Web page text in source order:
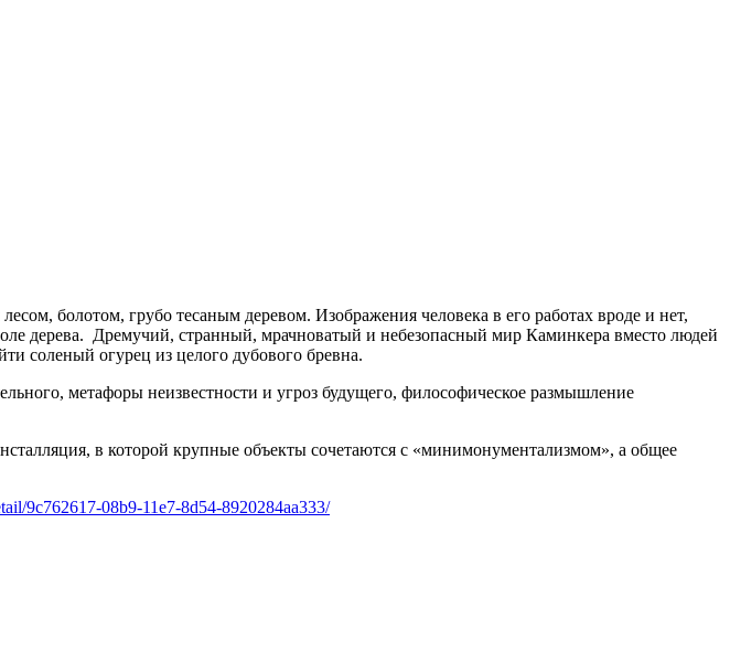
болотом, грубо тесаным деревом. Изображения человека в его работах вроде и нет,
дерева. Дремучий, странный, мрачноватый и небезопасный мир Каминкера вместо людей
соленый огурец из целого дубового бревна.
метафоры неизвестности и угроз будущего, философическое размышление
в которой крупные объекты сочетаются с «минимонументализмом», а общее
9c762617-08b9-11e7-8d54-8920284aa333/